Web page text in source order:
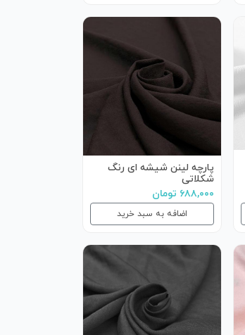
پارچه لینن شیشه ای رنگ
شکلاتی
۶۸۸,۰۰۰ تومان
اضافه به سبد خرید